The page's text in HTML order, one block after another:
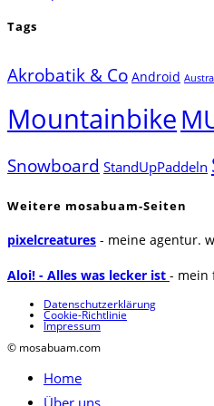
Tags
Akrobatik & Co Android
Mountainbike
Snowboard StandUpPaddeln
Weitere mosabuam-Seiten
pixelcreatures - meine agentur.
Aloi! - Alles was lecker ist - mein
Datenschutzerklärung
Cookie-Richtlinie
Impressum
© mosabuam.com
Home
Über uns